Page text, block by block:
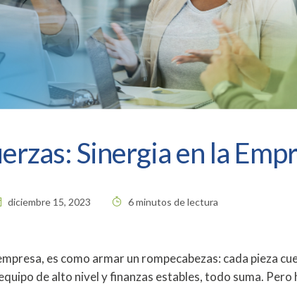
Sinergia en la
diciembre 15, 2023 6 minutos de lectura
es como armar un rompecabezas: cada pieza
de alto nivel y finanzas estables, todo suma. Pero